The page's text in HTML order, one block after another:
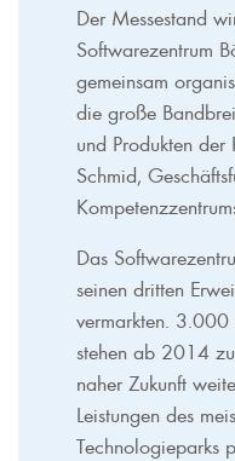
Der Messestand
Softwarezentrum
gemeinsam
die große
und Produkten der
Schmid,
Das
seinen dritten
vermarkten. 3.000
stehen ab 2014
naher Zukunft
Leistungen des
Technologieparks